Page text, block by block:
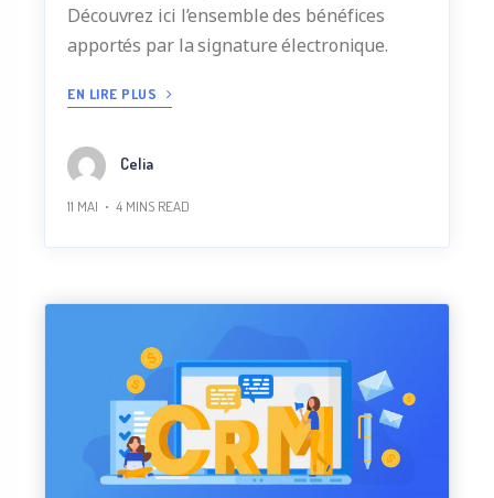
Découvrez ici l’ensemble des bénéfices
apportés par la signature électronique.
EN LIRE PLUS
Celia
11 MAI 4 MINS READ